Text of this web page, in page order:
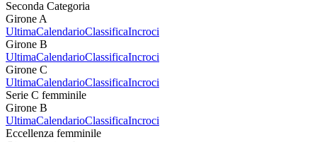
Seconda Categoria
Girone A
UltimaCalendarioClassificaIncroci
Girone B
UltimaCalendarioClassificaIncroci
Girone C
UltimaCalendarioClassificaIncroci
Serie C femminile
Girone B
UltimaCalendarioClassificaIncroci
Eccellenza femminile